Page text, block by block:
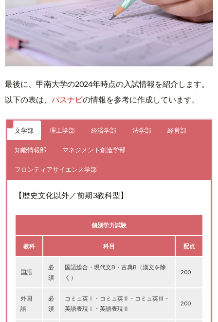
最後に、甲南大学の2024年時点の入試情報を紹介します。
以下の表は、 パスナビの情報を参考に作成しています。
文学部 理工学部 経済学部 法学部 経営部
知能情報部 マネジメント創造学部
フロンティアサイエンス学部
【歴史文化以外／前期3教科型】
個別学力試験
教科 科目 配点
国語
必
須
国語総合・現代文B・古典B（漢文を除
く）
200
外国
語
必
須
コミュ英Ⅰ・コミュ英Ⅱ・コミュ英Ⅲ・
英語表現Ⅰ・英語表現Ⅱ
200